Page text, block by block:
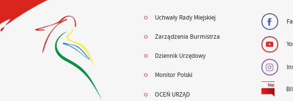
Uchwały Rady Miejskiej
Zarządzenia Burmistrza
Dziennik Urzędowy
Monitor Polski
OCEŃ URZĄD